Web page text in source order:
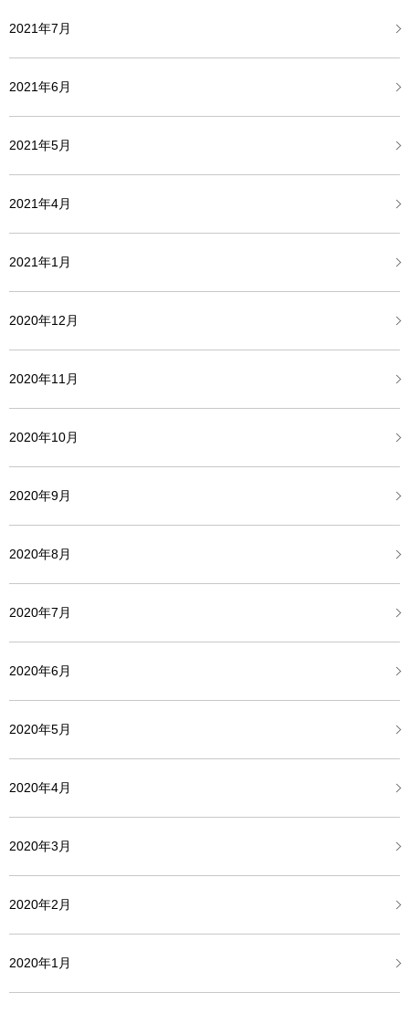
2021年7月
2021年6月
2021年5月
2021年4月
2021年1月
2020年12月
2020年11月
2020年10月
2020年9月
2020年8月
2020年7月
2020年6月
2020年5月
2020年4月
2020年3月
2020年2月
2020年1月